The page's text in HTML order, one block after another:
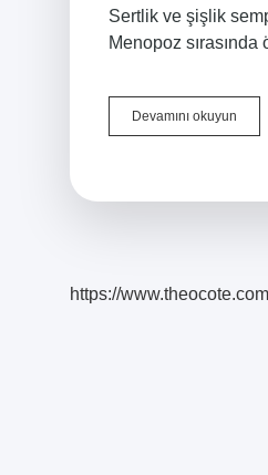
Sertlik ve şişlik
Menopoz
Devamını okuyun
https://www.theocote.com